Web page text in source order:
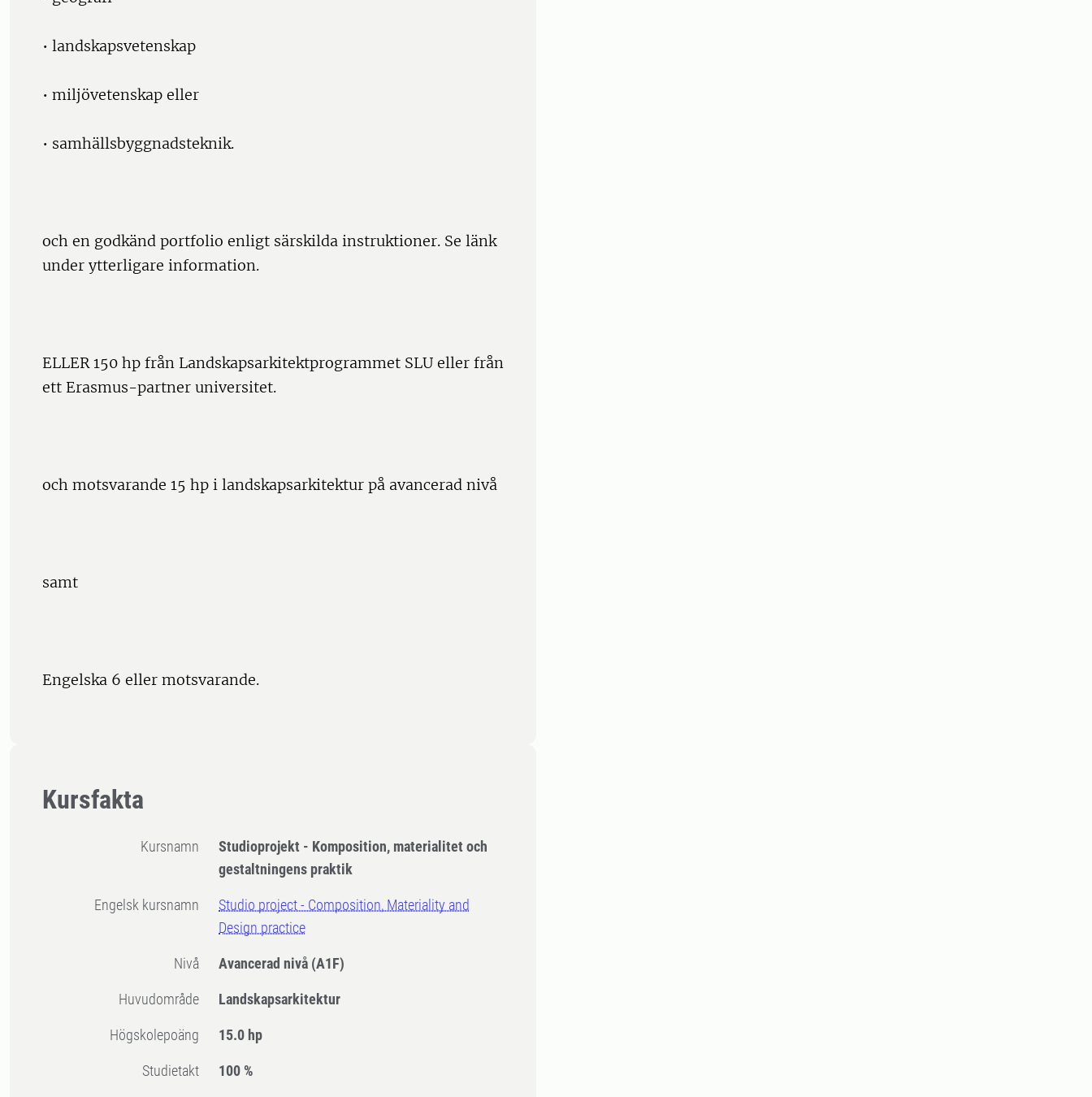
• landskapsvetenskap
• miljövetenskap eller
• samhällsbyggnadsteknik.
och en godkänd portfolio enligt särskilda instruktioner. Se länk
under ytterligare information.
ELLER 150 hp från Landskapsarkitektprogrammet SLU eller från
ett Erasmus-partner universitet.
och motsvarande 15 hp i landskapsarkitektur på avancerad nivå
samt
Engelska 6 eller motsvarande.
Kursfakta
Kursnamn
Studioprojekt - Komposition, materialitet och
gestaltningens praktik
Engelsk kursnamn
Studio project - Composition, Materiality and
Design practice
Nivå Avancerad nivå (A1F)
Huvudområde Landskapsarkitektur
högskolepoäng 15.0 hp
Studietakt 100 %